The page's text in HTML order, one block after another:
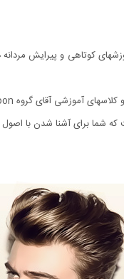
برای آشنا شدن با